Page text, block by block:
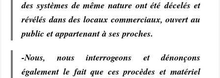
des systèmes de même nature ont été décelés et
révélés dans des locaux commerciaux, ouvert au
public et appartenant à ses proches.
-Nous, nous interrogeons et dénonçons
également le fait que ces procèdes et matériel